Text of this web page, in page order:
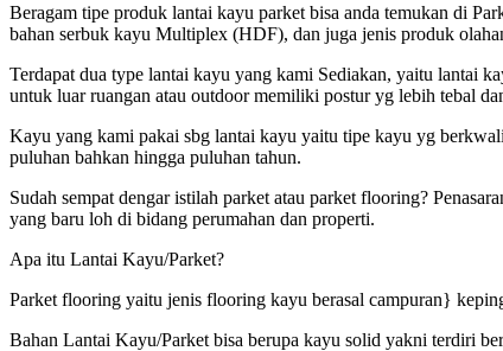
Beragam tipe produk lantai kayu parket bisa anda temukan di
bahan serbuk kayu Multiplex (HDF), dan juga jenis produk
Terdapat dua type lantai kayu yang kami Sediakan, yaitu lantai
untuk luar ruangan atau outdoor memiliki postur yg lebih tebal
Kayu yang kami pakai sbg lantai kayu yaitu tipe kayu yg
puluhan bahkan hingga puluhan tahun.
Sudah sempat dengar istilah parket atau parket flooring?
yang baru loh di bidang perumahan dan properti.
Apa itu Lantai Kayu/Parket?
Parket flooring yaitu jenis flooring kayu berasal campuran}
Bahan Lantai Kayu/Parket bisa berupa kayu solid yakni terdiri